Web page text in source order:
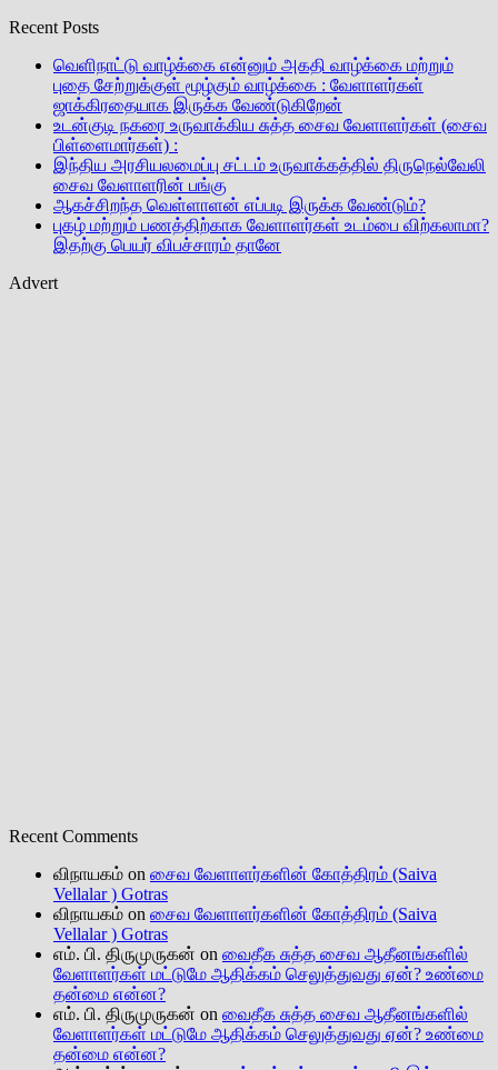
Recent Posts
வெளிநாட்டு வாழ்க்கை என்னும் அகதி வாழ்க்கை மற்றும்
புதை சேற்றுக்குள் மூழ்கும் வாழ்க்கை : வேளாளர்கள்
ஜாக்கிரதையாக இருக்க வேண்டுகிறேன்
உடன்குடி நகரை உருவாக்கிய சுத்த சைவ வேளாளர்கள் (சைவ
பிள்ளைமார்கள்) :
இந்திய அரசியலமைப்பு சட்டம் உருவாக்கத்தில் திருநெல்வேலி
சைவ வேளாளரின் பங்கு
ஆகச்சிறந்த வெள்ளாளன் எப்படி இருக்க வேண்டும்?
புகழ் மற்றும் பணத்திற்காக வேளாளர்கள் உடம்பை விற்கலாமா?
இதற்கு பெயர் விபச்சாரம் தானே
Advert
Recent Comments
விநாயகம் on சைவ வேளாளர்களின் கோத்திரம் (Saiva
Vellalar ) Gotras
விநாயகம் on சைவ வேளாளர்களின் கோத்திரம் (Saiva
Vellalar ) Gotras
எம். பி. திருமுருகன் on வைதீக சுத்த சைவ ஆதீனங்களில்
வேளாளர்கள் மட்டுமே ஆதிக்கம் செலுத்துவது ஏன்? உண்மை
தன்மை என்ன?
எம். பி. திருமுருகன் on வைதீக சுத்த சைவ ஆதீனங்களில்
வேளாளர்கள் மட்டுமே ஆதிக்கம் செலுத்துவது ஏன்? உண்மை
தன்மை என்ன?